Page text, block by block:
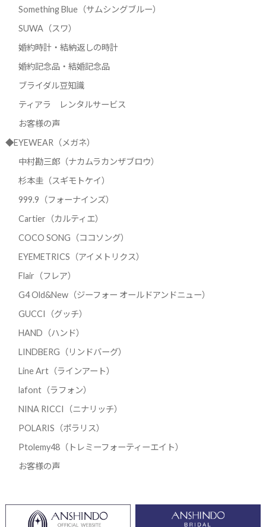
Something Blue（サムシングブルー）
SUWA（スワ）
婚約時計・結納返しの時計
婚約記念品・結婚記念品
ブライダル豆知識
ティアラ レンタルサービス
お客様の声
◆EYEWEAR（メガネ）
中村勘三郎（ナカムラカンザブロウ）
杉本圭（スギモトケイ）
999.9（フォーナインズ）
Cartier（カルティエ）
COCO SONG（ココソング）
EYEMETRICS（アイメトリクス）
Flair（フレア）
G4 Old&New（ジーフォー オールドアンドニュー）
GUCCI（グッチ）
HAND（ハンド）
LINDBERG（リンドバーグ）
Line Art（ラインアート）
lafont（ラフォン）
NINA RICCI（ニナリッチ）
POLARIS（ポラリス）
Ptolemy48（トレミーフォーティーエイト）
お客様の声